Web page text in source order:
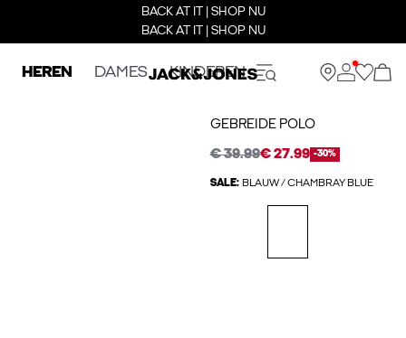
BACK AT IT | SHOP NU
BACK AT IT | SHOP NU
HEREN DAMES KINDEREN
GEBREIDE POLO
€ 39.99€ 27.99 -30%
SALE: BLAUW / CHAMBRAY BLUE